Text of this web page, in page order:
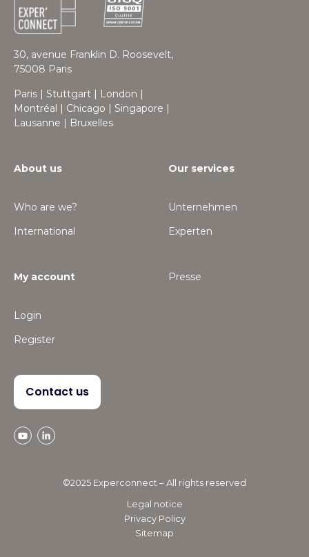
30, avenue Franklin D. Roosevelt,
75008 Paris
Paris | Stuttgart | London |
Montréal | Chicago | Singapore |
Lausanne | Bruxelles
About us
Who are we?
International
Our services
Unternehmen
Experten
My account
Login
Register
Presse
Contact us
©2025 Experconnect – All rights reserved
Legal notice
Privacy Policy
Sitemap